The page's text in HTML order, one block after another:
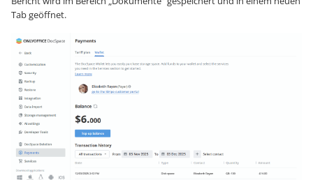
Tab geöffnet.